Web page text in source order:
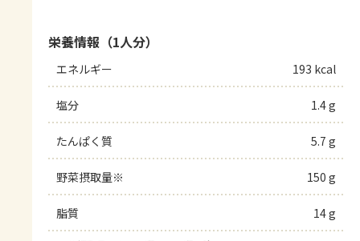
栄養情報（1人分）
エネルギー 193 kcal
塩分 1.4 g
たんぱく質 5.7 g
野菜摂取量※ 150 g
脂質 14 g